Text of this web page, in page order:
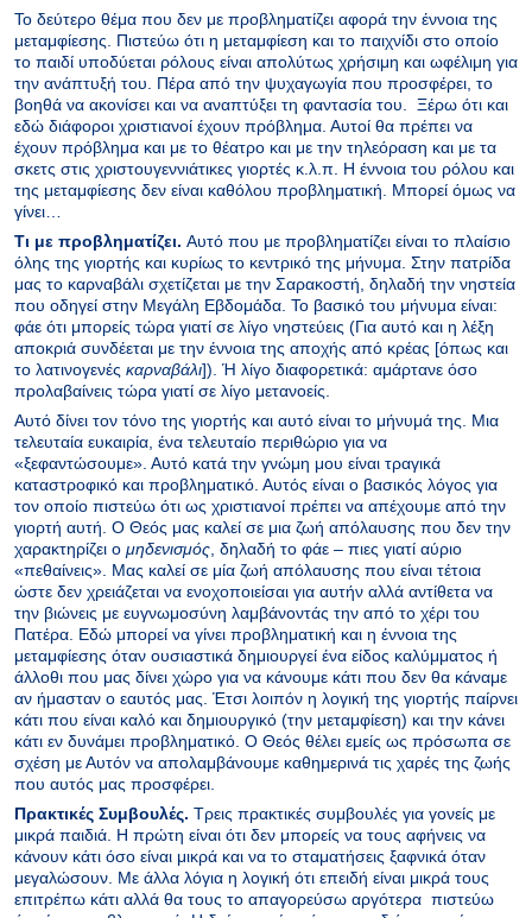
Το δεύτερο θέμα που δεν με προβληματίζει αφορά την έννοια της
μεταμφίεσης. Πιστεύω ότι η μεταμφίεση και το παιχνίδι στο οποίο
το παιδί υποδύεται ρόλους είναι απολύτως χρήσιμη και ωφέλιμη για
την ανάπτυξή του. Πέρα από την ψυχαγωγία που προσφέρει, το
βοηθά να ακονίσει και να αναπτύξει τη φαντασία του. Ξέρω ότι και
εδώ διάφοροι χριστιανοί έχουν πρόβλημα. Αυτοί θα πρέπει να
έχουν πρόβλημα και με το θέατρο και με την τηλεόραση και με τα
σκετς στις χριστουγεννιάτικες γιορτές κ.λ.π. Η έννοια του ρόλου και
της μεταμφίεσης δεν είναι καθόλου προβληματική. Μπορεί όμως να
γίνει…
Τι με προβληματίζει. Αυτό που με προβληματίζει είναι το πλαίσιο
όλης της γιορτής και κυρίως το κεντρικό της μήνυμα. Στην πατρίδα
μας το καρναβάλι σχετίζεται με την Σαρακοστή, δηλαδή την νηστεία
που οδηγεί στην Μεγάλη Εβδομάδα. Το βασικό του μήνυμα είναι:
φάε ότι μπορείς τώρα γιατί σε λίγο νηστεύεις (Για αυτό και η λέξη
αποκριά συνδέεται με την έννοια της αποχής από κρέας [όπως και
το λατινογενές καρναβάλι]). Ή λίγο διαφορετικά: αμάρτανε όσο
προλαβαίνεις τώρα γιατί σε λίγο μετανοείς.
Αυτό δίνει τον τόνο της γιορτής και αυτό είναι το μήνυμά της. Μια
τελευταία ευκαιρία, ένα τελευταίο περιθώριο για να
«ξεφαντώσουμε». Αυτό κατά την γνώμη μου είναι τραγικά
καταστροφικό και προβληματικό. Αυτός είναι ο βασικός λόγος για
τον οποίο πιστεύω ότι ως χριστιανοί πρέπει να απέχουμε από την
γιορτή αυτή. Ο Θεός μας καλεί σε μια ζωή απόλαυσης που δεν την
χαρακτηρίζει ο μηδενισμός , δηλαδή το φάε – πιες γιατί αύριο
«πεθαίνεις». Μας καλεί σε μία ζωή απόλαυσης που είναι τέτοια
ώστε δεν χρειάζεται να ενοχοποιείσαι για αυτήν αλλά αντίθετα να
την βιώνεις με ευγνωμοσύνη λαμβάνοντάς την από το χέρι του
Πατέρα. Εδώ μπορεί να γίνει προβληματική και η έννοια της
μεταμφίεσης όταν ουσιαστικά δημιουργεί ένα είδος καλύμματος ή
άλλοθι που μας δίνει χώρο για να κάνουμε κάτι που δεν θα κάναμε
αν ήμασταν ο εαυτός μας. Έτσι λοιπόν η λογική της γιορτής παίρνει
κάτι που είναι καλό και δημιουργικό (την μεταμφίεση) και την κάνει
κάτι εν δυνάμει προβληματικό. Ο Θεός θέλει εμείς ως πρόσωπα σε
σχέση με Αυτόν να απολαμβάνουμε καθημερινά τις χαρές της ζωής
που αυτός μας προσφέρει.
Πρακτικές Συμβουλές. Τρεις πρακτικές συμβουλές για γονείς με
μικρά παιδιά. Η πρώτη είναι ότι δεν μπορείς να τους αφήνεις να
κάνουν κάτι όσο είναι μικρά και να το σταματήσεις ξαφνικά όταν
μεγαλώσουν. Με άλλα λόγια η λογική ότι επειδή είναι μικρά τους
επιτρέπω κάτι αλλά θα τους το απαγορεύσω αργότερα πιστεύω